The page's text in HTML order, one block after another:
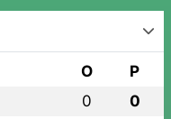
O P
0 0